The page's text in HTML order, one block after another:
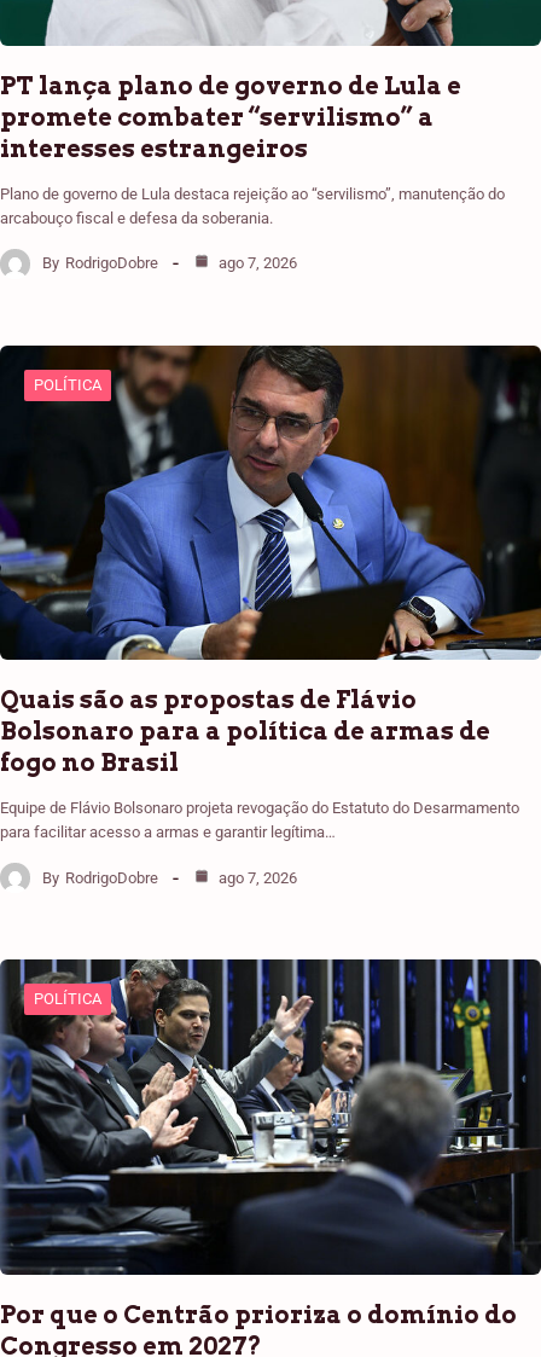
PT lança plano de governo de Lula e
promete combater “servilismo” a
interesses estrangeiros
Plano de governo de Lula destaca rejeição ao “servilismo”, manutenção do
arcabouço fiscal e defesa da soberania.
By RodrigoDobre ago 7, 2026
POLÍTICA
Quais são as propostas de Flávio
Bolsonaro para a política de armas de
fogo no Brasil
Equipe de Flávio Bolsonaro projeta revogação do Estatuto do Desarmamento
para facilitar acesso a armas e garantir legítima…
By RodrigoDobre ago 7, 2026
POLÍTICA
Por que o Centrão prioriza o domínio do
Congresso em 2027?